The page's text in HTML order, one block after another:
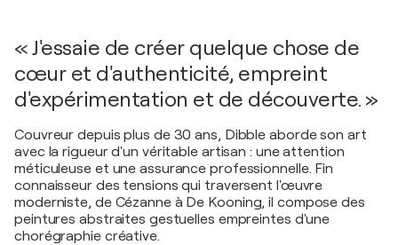
« J'essaie de créer quelque chose de
cœur et d'authenticité, empreint
d'expérimentation et de découverte. »
Couvreur depuis plus de 30 ans, Dibble aborde son art
avec la rigueur d'un véritable artisan : une attention
méticuleuse et une assurance professionnelle. Fin
connaisseur des tensions qui traversent l'œuvre
moderniste, de Cézanne à De Kooning, il compose des
peintures abstraites gestuelles empreintes d'une
chorégraphie créative.